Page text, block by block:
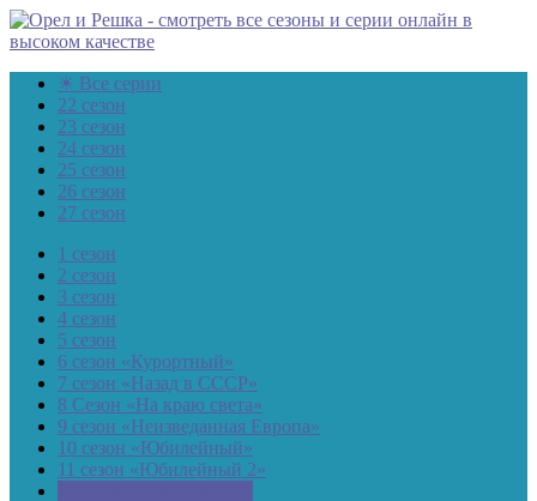
☀ Все серии
22 сезон
23 сезон
24 сезон
25 сезон
26 сезон
27 сезон
1 сезон
2 сезон
3 сезон
4 сезон
5 сезон
6 сезон «Курортный»
7 сезон «Назад в СССР»
8 Сезон «На краю света»
9 сезон «Неизведанная Европа»
10 сезон «Юбилейный»
11 сезон «Юбилейный 2»